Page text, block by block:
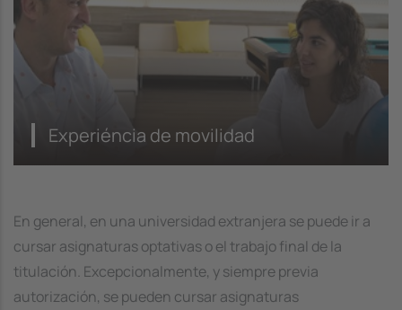
Experiéncia de movilidad
En general, en una universidad extranjera se puede ir a
cursar asignaturas optativas o el trabajo final de la
titulación. Excepcionalmente, y siempre previa
autorización, se pueden cursar asignaturas